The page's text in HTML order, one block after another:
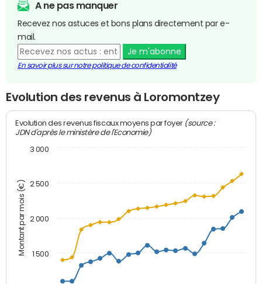
A ne pas manquer
Recevez nos astuces et bons plans directement par e-
mail.
Je m'abonne
En savoir plus sur notre politique de confidentialité
Evolution des revenus à Loromontzey
Montant par mois (€)
Evolution des revenus fiscaux moyens par foyer (source :
JDN d'après le ministère de l'Economie)
1 500
2 000
2 500
3 000